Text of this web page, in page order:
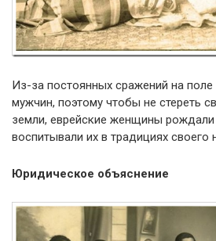
Из-за постоянных сражений на
мужчин, поэтому чтобы не стереть
земли, еврейские женщины рождали
воспитывали их в традициях своего
Юридическое объяснение